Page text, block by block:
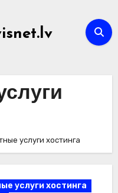
услуги хостинга
услуги хостинга